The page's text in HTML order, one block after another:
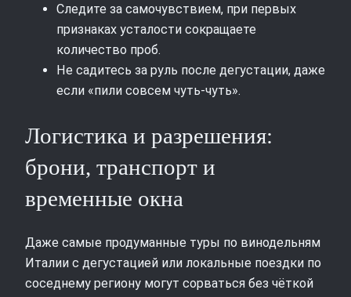
Следите за самочувствием, при первых
признаках усталости сокращаете
количество проб.
Не садитесь за руль после дегустации, даже
если «пили совсем чуть-чуть».
Логистика и разрешения:
брони, транспорт и
временные окна
Даже самые продуманные туры по винодельням
Италии с дегустацией или локальные поездки по
соседнему региону могут сорваться без чёткой